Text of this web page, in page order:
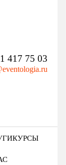
417 75 03
КУРСЫ